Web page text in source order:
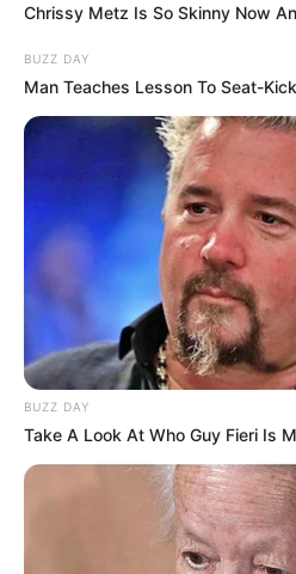
Tags એકાદશી
અમારી યુટ્યુબ ચેનલ ને
Chrissy Metz Is So Skinny Now
BUZZ DAY
Man Teaches Lesson To Seat-
BUZZ DAY
Take A Look At Who Guy Fieri Is